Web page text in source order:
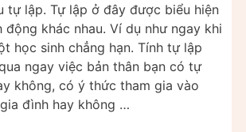
tự lập. Tự lập ở đây được biểu hiện
động khác nhau. Ví dụ như ngay khi
học sinh chẳng hạn. Tính tự lập
ngay việc bản thân bạn có tự
không, có ý thức tham gia vào
đình hay không …